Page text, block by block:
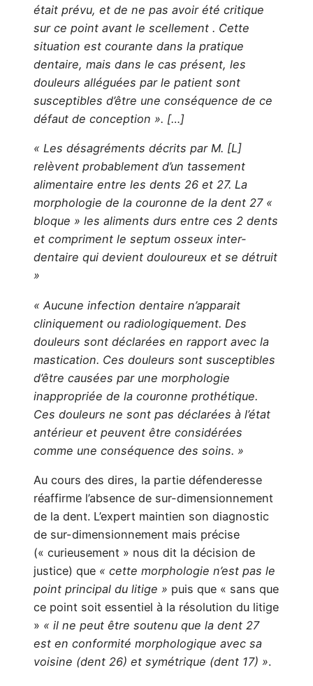
était prévu, et de ne pas avoir été critique
sur ce point avant le scellement . Cette
situation est courante dans la pratique
dentaire, mais dans le cas présent, les
douleurs alléguées par le patient sont
susceptibles d’être une conséquence de ce
défaut de conception ». […]
« Les désagréments décrits par M. [L]
relèvent probablement d’un tassement
alimentaire entre les dents 26 et 27. La
morphologie de la couronne de la dent 27 «
bloque » les aliments durs entre ces 2 dents
et compriment le septum osseux inter-
dentaire qui devient douloureux et se détruit
»
« Aucune infection dentaire n’apparait
cliniquement ou radiologiquement. Des
douleurs sont déclarées en rapport avec la
mastication. Ces douleurs sont susceptibles
d’être causées par une morphologie
inappropriée de la couronne prothétique.
Ces douleurs ne sont pas déclarées à l’état
antérieur et peuvent être considérées
comme une conséquence des soins. »
Au cours des dires, la partie défenderesse
réaffirme l’absence de sur-dimensionnement
de la dent. L’expert maintien son diagnostic
de sur-dimensionnement mais précise
(« curieusement » nous dit la décision de
justice) que « cette morphologie n’est pas le
point principal du litige » puis que « sans que
ce point soit essentiel à la résolution du litige
» « il ne peut être soutenu que la dent 27
est en conformité morphologique avec sa
voisine (dent 26) et symétrique (dent 17) ».